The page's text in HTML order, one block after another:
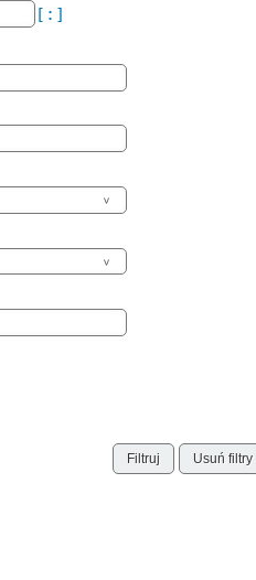
Filtruj Usuń filtry